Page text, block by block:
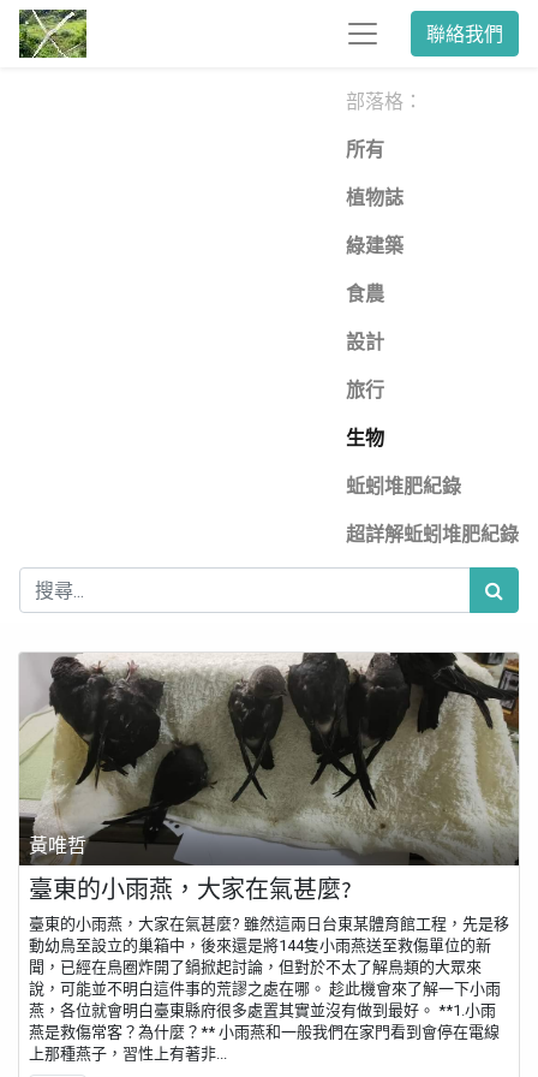
聯絡我們
部落格：
所有
植物誌
綠建築
食農
設計
旅行
生物
蚯蚓堆肥紀錄
超詳解蚯蚓堆肥紀錄
黃唯哲
臺東的小雨燕，大家在氣甚麼?
臺東的小雨燕，大家在氣甚麼? 雖然這兩日台東某體育館工程，先是移
動幼鳥至設立的巢箱中，後來還是將144隻小雨燕送至救傷單位的新
聞，已經在鳥圈炸開了鍋掀起討論，但對於不太了解鳥類的大眾來
說，可能並不明白這件事的荒謬之處在哪。 趁此機會來了解一下小雨
燕，各位就會明白臺東縣府很多處置其實並沒有做到最好。 **1.小雨
燕是救傷常客？為什麼？** 小雨燕和一般我們在家門看到會停在電線
上那種燕子，習性上有著非...